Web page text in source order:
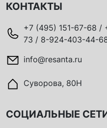
КОНТАКТЫ
+7 (495) 151-67-68 /
73 / 8-924-403-44-
info@resanta.ru
Суворова, 80Н
СОЦИАЛЬНЫЕ